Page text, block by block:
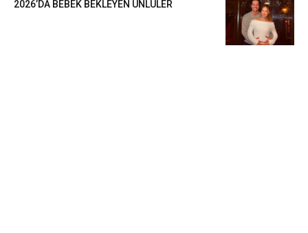
2026’DA BEBEK BEKLEYEN ÜNLÜLER